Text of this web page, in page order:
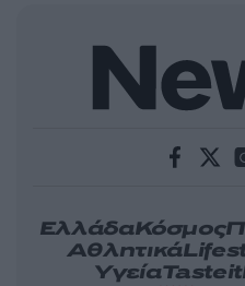
ΕλλάδαΚόσμος
Αθλητικά
ΥγείαTasteit